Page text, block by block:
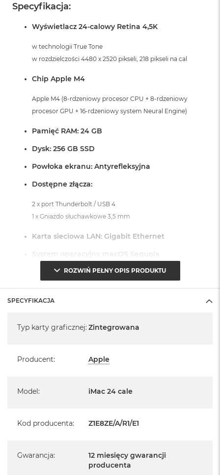
Specyfikacja:
Wyświetlacz 24-calowy Retina 4,5K
w technologii True Tone
w rozdzielczości 4480 x 2520 pikseli, 218 pikseli na cal
Chip Apple M4
Apple M4 (8-rdzeniowy procesor CPU + 8-rdzeniowy
procesor GPU + 16-rdzeniowy system Neural Engine)
Pamięć RAM: 24 GB
Dysk: 256 GB SSD
Powłoka ekranu: Antyrefleksyjna
Dostępne złącza:
2 x port Thunderbolt / USB 4
1 x Gniazdo słuchawkowe 3,5 mm
Karta sieciowa LAN: Gigabit Ethernet
System operacyjny macOS Sequoia
- lub nowszy, z darmową aktualizacją.
iMac jest nowy
Posiada pełną, 12 miesięczną gwarancję
Realizowaną w każdym autoryzowanym punkcie
Szczegółowe informacje na ten temat uzyskają Państwo
ROZWIŃ PEŁNY OPIS PRODUKTU
SPECYFIKACJA
Typ karty graficznej: Zintegrowana
Producent: Apple
Model: iMac 24 cale
Kod producenta: Z1E8ZE/A/R1/E1
Gwarancja:
12 miesięcy gwarancji
producenta